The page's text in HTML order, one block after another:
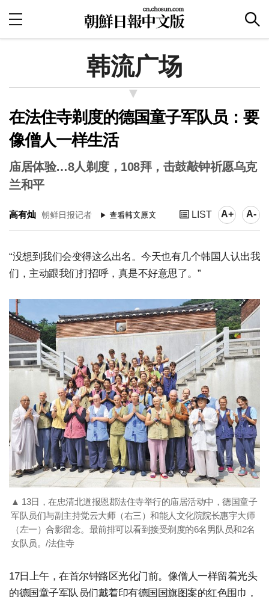
韩流广场
在法住寺剃度的德国童子军队员：要
像僧人一样生活
庙居体验…8人剃度，108拜，击鼓敲钟祈愿乌克
兰和平
高有灿 朝鲜日报记者 LIST A+ A-
“没想到我们会变得这么出名。今天也有几个韩国人认出我
们，主动跟我们打招呼，真是不好意思了。”
▲ 13日，在忠清北道报恩郡法住寺举行的庙居活动中，德国童子
军队员们与副主持觉云大师（右三）和能人文化院院长惠宇大师
（左一）合影留念。最前排可以看到接受剃度的6名男队员和2名
女队员。/法住寺
17日上午，在首尔钟路区光化门前。像僧人一样留着光头
的德国童子军队员们戴着印有德国国旗图案的红色围巾，